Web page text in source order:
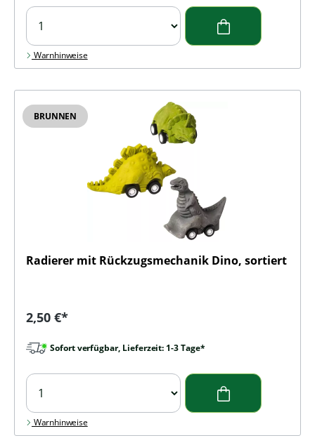
Warnhinweise
BRUNNEN
Radierer mit Rückzugsmechanik Dino, sortiert
Regulärer Preis:
2,50 €*
Sofort verfügbar, Lieferzeit: 1-3 Tage*
Warnhinweise